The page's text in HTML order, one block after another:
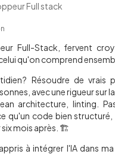
Full stack
Full-Stack, fervent
qu'on comprend
? Résoudre de vrais
avec une rigueur sur
architecture, linting.
qu'un code bien
six mois après. 🏗️
à intégrer l'IA dans